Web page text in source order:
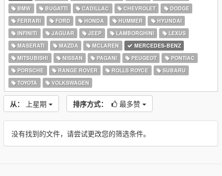
BMW
BUGATTI CADILLAC CHEVROLET
DODGE
FERRARI
FORD HONDA HUMMER
HYUNDAI
INFINITI
JAGUAR JEEP LAMBORGHINI
LEXUS
MASERATI
MAZDA MCLAREN
MERCEDES-BENZ
MITSUBISHI
NISSAN PAGANI PEUGEOT
PONTIAC
PORSCHE
RANGE ROVER ROLLS ROYCE
SUBARU
TOYOTA
VOLKSWAGEN
从： 上星期 排序方式： 最多赞
没有找到的文件，请尝试更改您的筛选条件。